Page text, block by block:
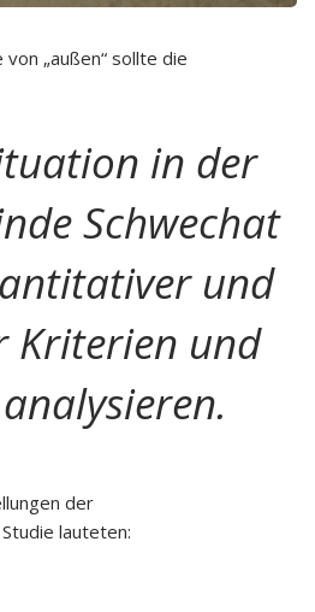
„außen“ sollte die
in der
Schwechat
und
Kriterien und
der
lauteten: